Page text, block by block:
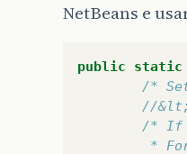
NetBeans e
public static
/*
//
/* If
*